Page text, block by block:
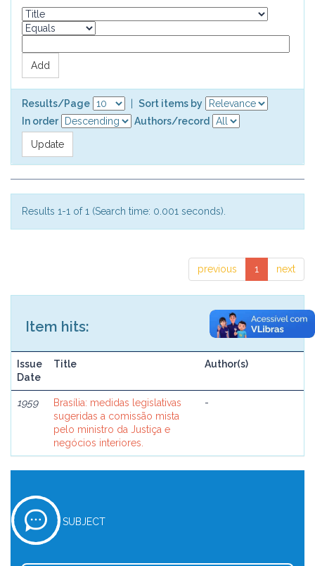
Results/Page
Sort items by
In order
Authors/record
Results 1-1 of 1 (Search time: 0.001 seconds).
previous 1 next
Item hits:
Issue
Date
Title Author(s)
1959
Brasília: medidas legislativas
sugeridas a comissão mista
pelo ministro da Justiça e
negócios interiores.
-
SUBJECT